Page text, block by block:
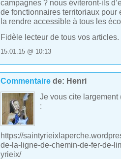
campagnes ? nous éviteront-ils
de fonctionnaires territoriaux pour
la rendre accessible à tous les
Fidèle lecteur de tous vos articles.
15.01.15 @ 10:13
Commentairede: Henri
Je vous cite largement
:
https://
de-la-ligne-de-chemin-de-fer-de-
yrieix/